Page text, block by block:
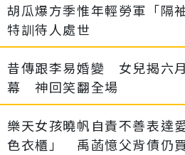
胡瓜爆方季惟年輕勞軍「
特訓待人處世
昔傳跟李易婚變 女兒揭六
幕 神回笑翻全場
樂天女孩曉帆自責不善表達
色衣櫃」 禹菡憶父背債仍